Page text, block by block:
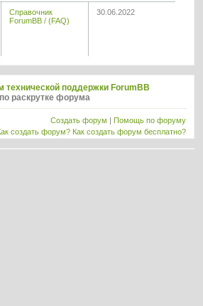
Справочник
ForumBB / (FAQ)
30.06.2022
поддержки ForumBB
раскрутке форума
Создать форум |Помощь по форуму